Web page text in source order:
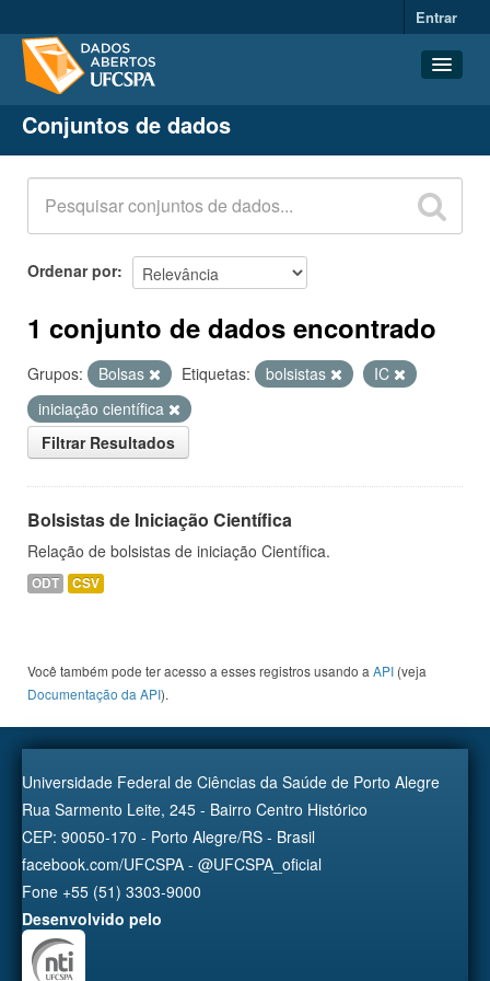
Entrar
Conjuntos de dados
Organizações
Grupos
Sobre
Conjuntos de dados
Ordenar por
1 conjunto de dados encontrado
Grupos: Bolsas Etiquetas: bolsistas
IC
iniciação científica
Filtrar Resultados
Bolsistas de Iniciação Científica
Relação de bolsistas de iniciação Científica.
ODT CSV
Você também pode ter acesso a esses registros usando a API (veja
Documentação da API).
Universidade Federal de Ciências da Saúde de Porto Alegre
Rua Sarmento Leite, 245 - Bairro Centro Histórico
CEP: 90050-170 - Porto Alegre/RS - Brasil
facebook.com/UFCSPA - @UFCSPA_oficial
Fone +55 (51) 3303-9000
Desenvolvido pelo